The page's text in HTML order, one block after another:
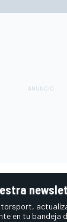
en tu bandeja